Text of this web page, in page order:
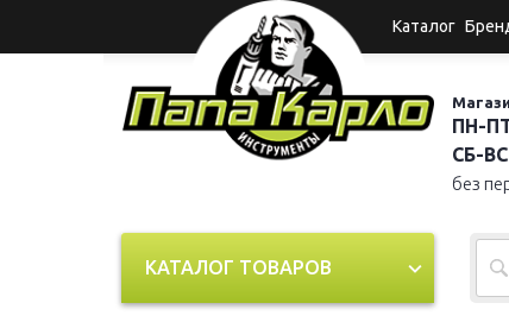
Каталог
ПН-
СБ-ВС
без
КАТАЛОГ ТОВАРОВ